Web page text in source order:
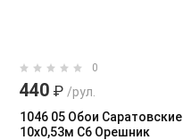
0
440 ₽ /рул.
1046 05 Обои Саратовские
10х0,53м С6 Орешник